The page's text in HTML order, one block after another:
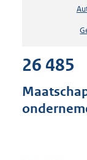
26 485